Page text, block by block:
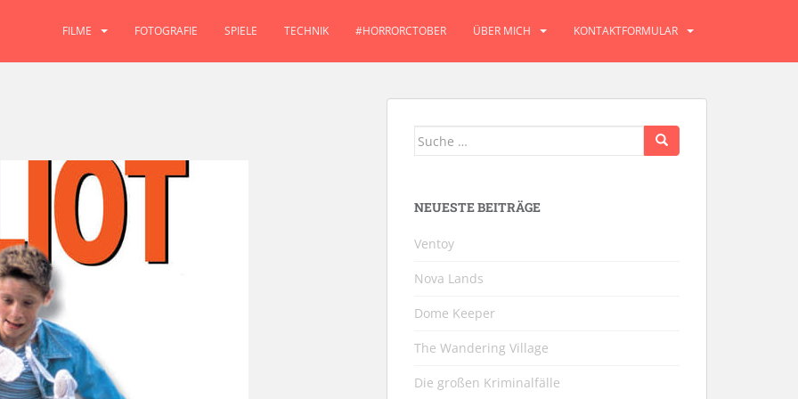
FILME FOTOGRAFIE SPIELE TECHNIK #HORRORCTOBER ÜBER MICH KONTAKTFORMULAR
Suche
NEUESTE BEITRÄGE
Ventoy
Nova Lands
Dome Keeper
The Wandering Village
Die großen Kriminalfälle